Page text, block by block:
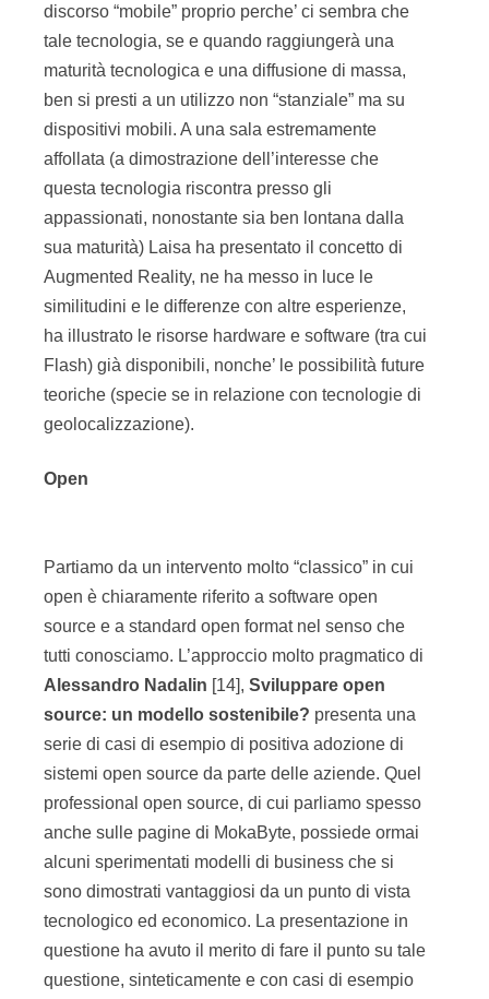
discorso “mobile” proprio perche’ ci sembra che
tale tecnologia, se e quando raggiungerà una
maturità tecnologica e una diffusione di massa,
ben si presti a un utilizzo non “stanziale” ma su
dispositivi mobili. A una sala estremamente
affollata (a dimostrazione dell’interesse che
questa tecnologia riscontra presso gli
appassionati, nonostante sia ben lontana dalla
sua maturità) Laisa ha presentato il concetto di
Augmented Reality, ne ha messo in luce le
similitudini e le differenze con altre esperienze,
ha illustrato le risorse hardware e software (tra cui
Flash) già disponibili, nonche’ le possibilità future
teoriche (specie se in relazione con tecnologie di
geolocalizzazione).
Open
Partiamo da un intervento molto “classico” in cui
open è chiaramente riferito a software open
source e a standard open format nel senso che
tutti conosciamo. L’approccio molto pragmatico di
Alessandro Nadalin [14], Sviluppare open
source: un modello sostenibile? presenta una
serie di casi di esempio di positiva adozione di
sistemi open source da parte delle aziende. Quel
professional open source, di cui parliamo spesso
anche sulle pagine di MokaByte, possiede ormai
alcuni sperimentati modelli di business che si
sono dimostrati vantaggiosi da un punto di vista
tecnologico ed economico. La presentazione in
questione ha avuto il merito di fare il punto su tale
questione, sinteticamente e con casi di esempio